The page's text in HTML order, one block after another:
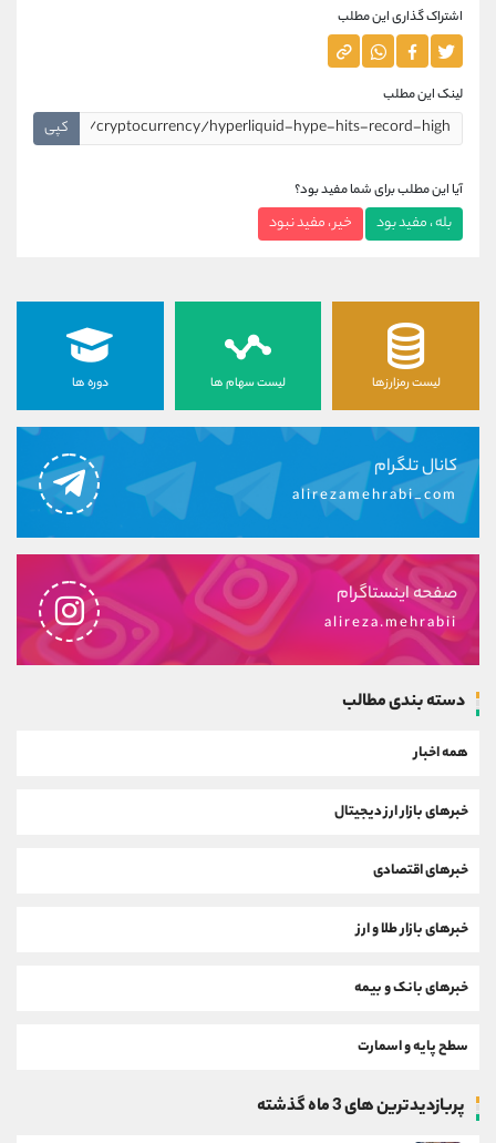
اشتراک گذاری این مطلب
لینک این مطلب
کپی
آیا این مطلب برای شما مفید بود؟
بله ، مفید بود خیر ، مفید نبود
لیست رمزارزها لیست سهام ها دوره ها
کانال تلگرام
alirezamehrabi_com
صفحه اینستاگرام
alireza.mehrabii
دسته بندی مطالب
همه اخبار
خبرهای بازار ارز دیجیتال
خبرهای اقتصادی
خبرهای بازار طلا و ارز
خبرهای بانک و بیمه
سطح پایه و اسمارت
پربازدیدترین های 3 ماه گذشته